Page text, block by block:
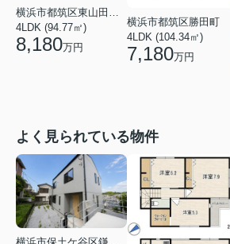
横浜市都筑区東山田１丁目
4LDK (94.77㎡)
8,180万円
横浜市都筑区勝田町
4LDK (104.34㎡)
7,180万円
よく見られている物件